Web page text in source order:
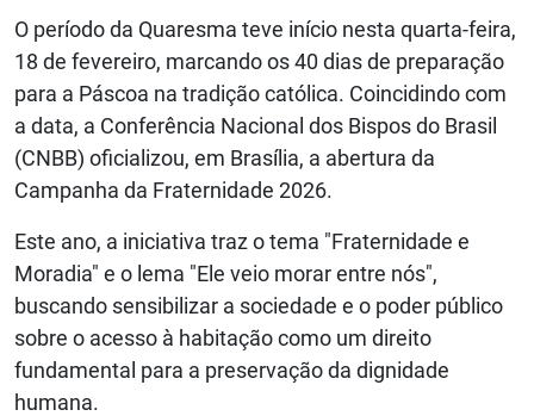
O período da Quaresma teve início nesta quarta-feira,
18 de fevereiro, marcando os 40 dias de preparação
para a Páscoa na tradição católica. Coincidindo com
a data, a Conferência Nacional dos Bispos do Brasil
(CNBB) oficializou, em Brasília, a abertura da
Campanha da Fraternidade 2026.
Este ano, a iniciativa traz o tema "Fraternidade e
Moradia" e o lema "Ele veio morar entre nós",
buscando sensibilizar a sociedade e o poder público
sobre o acesso à habitação como um direito
fundamental para a preservação da dignidade
humana.